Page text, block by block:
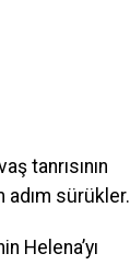
tanrısının
adım sürükler.
Helena’yı